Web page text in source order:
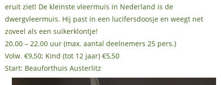
eruit ziet! De kleinste vleermuis in Nederland is de
dwergvleermuis. Hij past in een lucifersdoosje en weegt net
zoveel als een suikerklontje!
20.00 – 22.00 uur (max. aantal deelnemers 25 pers.)
Volw. €9,50; Kind (tot 12 jaar) €5,50
Start: Beauforthuis Austerlitz